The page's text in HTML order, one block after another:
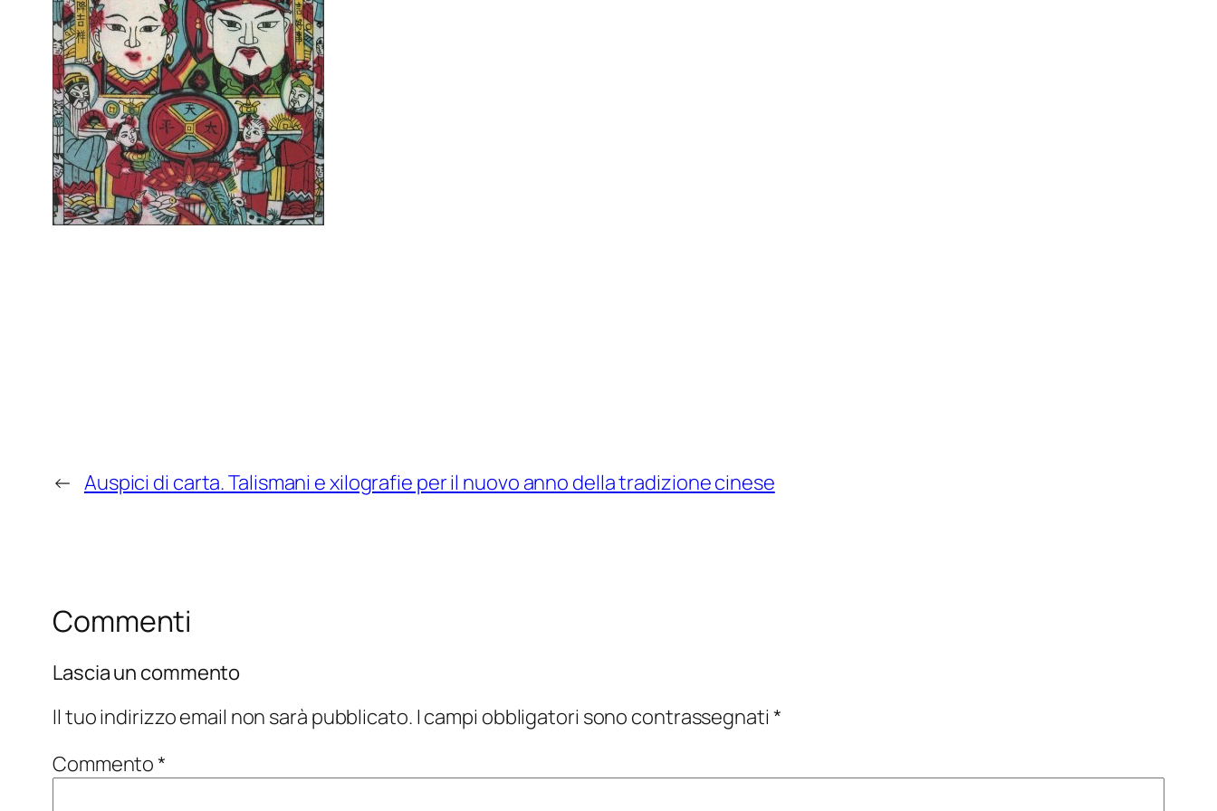
← Auspici di carta. Talismani e xilografie per il nuovo anno della tradizione cinese
Commenti
Lascia un commento
Il tuo indirizzo email non sarà pubblicato. I campi obbligatori sono contrassegnati *
Commento*